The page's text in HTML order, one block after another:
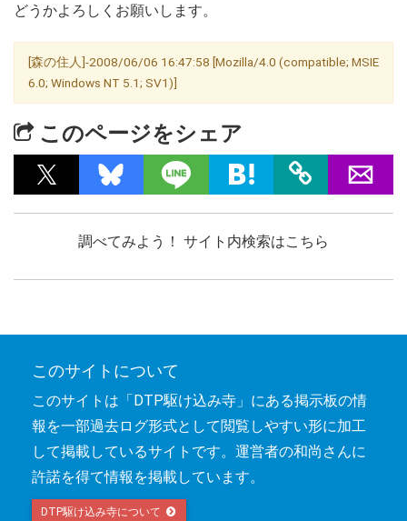
どうかよろしくお願いします。
[森の住人]-2008/06/06 16:47:58 [Mozilla/4.0 (compatible; MSIE
6.0; Windows NT 5.1; SV1)]
このページをシェア
調べてみよう！ サイト内検索はこちら
このサイトについて
このサイトは「DTP駆け込み寺」にある掲示板の情
報を一部過去ログ形式として閲覧しやすい形に加工
して掲載しているサイトです。運営者の和尚さんに
許諾を得て情報を掲載しています。
DTP駆け込み寺について